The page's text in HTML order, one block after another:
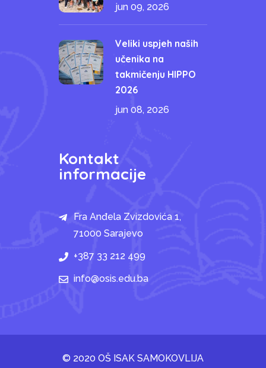
jun 09, 2026
Veliki uspjeh naših
učenika na
takmičenju HIPPO
2026
jun 08, 2026
Kontakt
informacije
Fra Anđela Zvizdovića 1,
71000 Sarajevo
+387 33 212 499
info@osis.edu.ba
© 2020 OŠ ISAK SAMOKOVLIJA